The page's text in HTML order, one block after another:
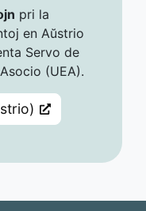
pri la
en Aŭstrio
Servo de
(UEA).